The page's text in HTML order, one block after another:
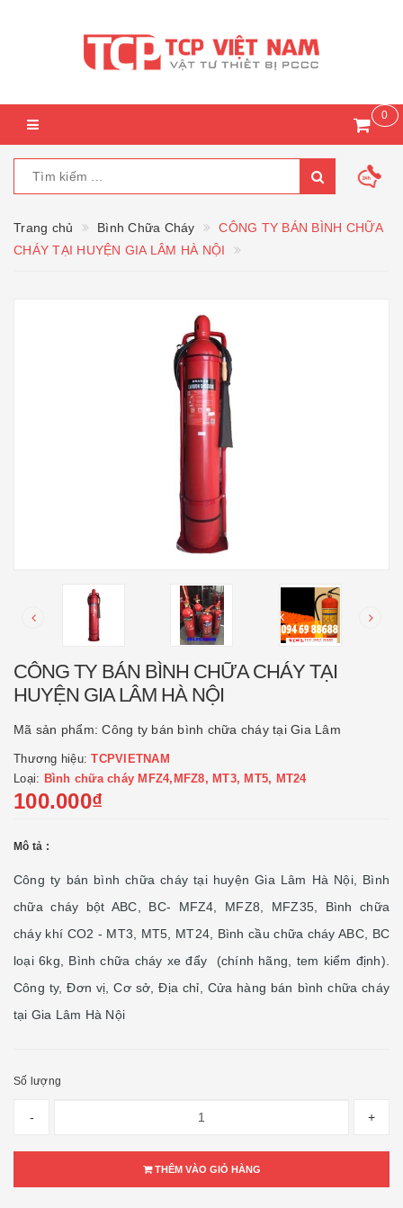
0
Trang chủ Bình Chữa Cháy
CÔNG TY BÁN BÌNH CHỮA
CHÁY TẠI HUYỆN GIA LÂM HÀ NỘI
CÔNG TY BÁN BÌNH CHỮA CHÁY TẠI
HUYỆN GIA LÂM HÀ NỘI
Mã sản phẩm:Công ty bán bình chữa cháy tại Gia Lâm
Thương hiệu:TCPVIETNAM
Loại: Bình chữa cháy MFZ4,MFZ8, MT3, MT5, MT24
100.000₫
Mô tả :
Công ty bán bình chữa cháy tại huyện Gia Lâm Hà Nội, Bình
chữa cháy bột ABC, BC- MFZ4, MFZ8, MFZ35, Bình chữa
cháy khí CO2 - MT3, MT5, MT24, Bình cầu chữa cháy ABC, BC
loại 6kg, Bình chữa cháy xe đẩy (chính hãng, tem kiểm định).
Công ty, Đơn vị, Cơ sở, Địa chỉ, Cửa hàng bán bình chữa cháy
tại Gia Lâm Hà Nội
Số lượng
- +
THÊM VÀO GIỎ HÀNG